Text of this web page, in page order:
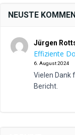
NEUSTE
Jürgen
Effiziente
6. August 2024
Vielen Dank
Bericht.